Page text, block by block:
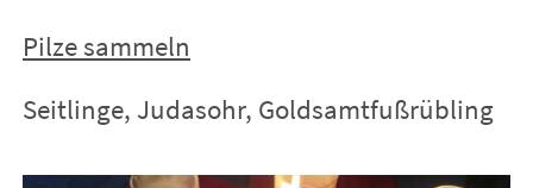
Pilze sammeln
Seitlinge, Judasohr, Goldsamtfußrübling